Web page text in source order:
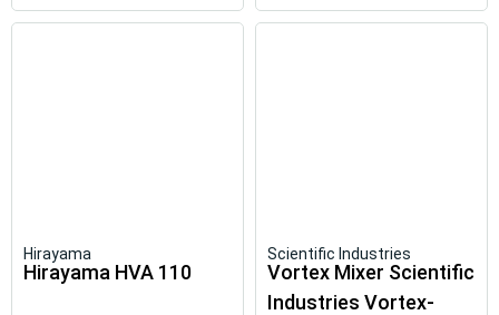
Hirayama
Hirayama HVA 110
Scientific Industries
Vortex Mixer Scientific
Industries Vortex-